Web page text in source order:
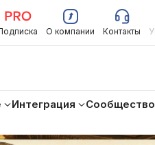
О компании Контакты
Интеграция Сообщество